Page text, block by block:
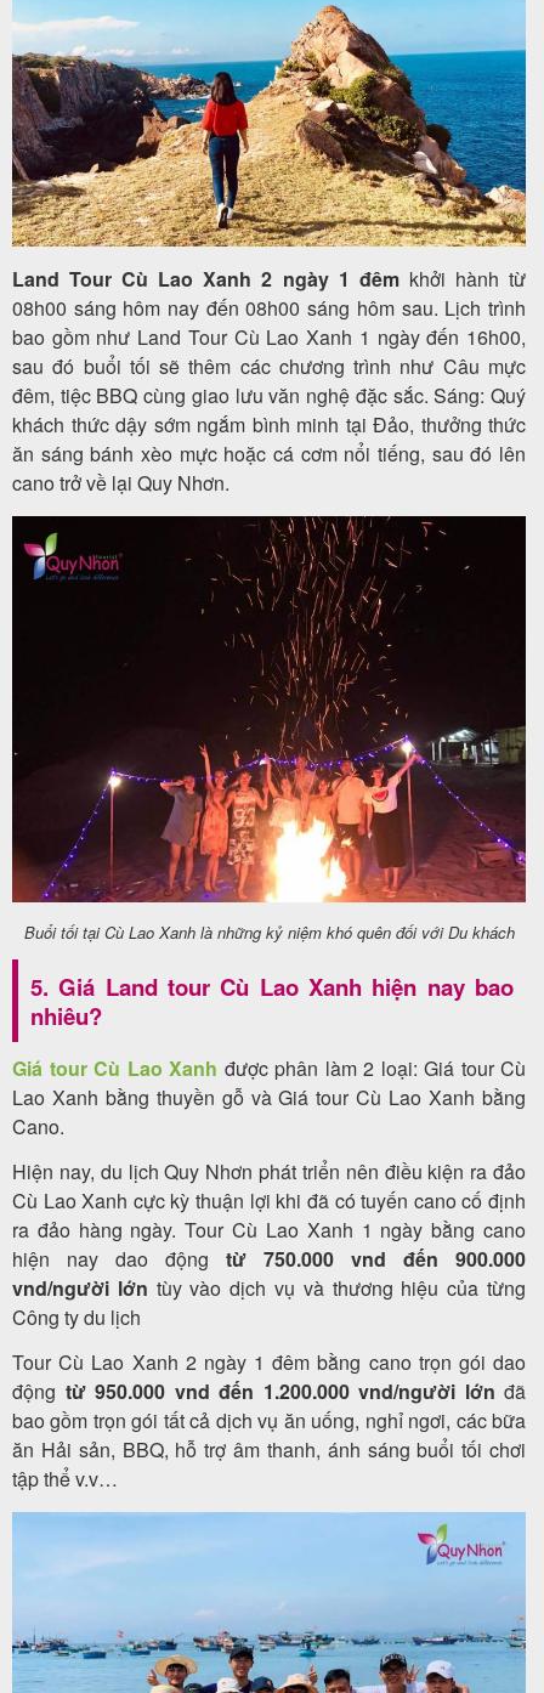
Land Tour Cù Lao Xanh 2 ngày 1 đêmkhởi hành từ
08h00 sáng hôm nay đến 08h00 sáng hôm sau. Lịch trình
bao gồm như Land Tour Cù Lao Xanh 1 ngày đến 16h00,
sau đó buổi tối sẽ thêm các chương trình như Câu mực
đêm, tiệc BBQ cùng giao lưu văn nghệ đặc sắc. Sáng: Quý
khách thức dậy sớm ngắm bình minh tại Đảo, thưởng thức
ăn sáng bánh xèo mực hoặc cá cơm nổi tiếng, sau đó lên
cano trở về lại Quy Nhơn.
Buổi tối tại Cù Lao Xanh là những kỷ niệm khó quên đối với Du khách
5. Giá Land tour Cù Lao Xanh hiện nay bao
nhiêu?
Giá tour Cù Lao Xanh được phân làm 2 loại: Giá tour Cù
Lao Xanh bằng thuyền gỗ và Giá tour Cù Lao Xanh bằng
Cano.
Hiện nay, du lịch Quy Nhơn phát triển nên điều kiện ra đảo
Cù Lao Xanh cực kỳ thuận lợi khi đã có tuyến cano cố định
ra đảo hàng ngày. Tour Cù Lao Xanh 1 ngày bằng cano
hiện nay dao động từ 750.000 vnd đến 900.000
vnd/người lớn tùy vào dịch vụ và thương hiệu của từng
Công ty du lịch
Tour Cù Lao Xanh 2 ngày 1 đêm bằng cano trọn gói dao
động từ 950.000 vnd đến 1.200.000 vnd/người lớn đã
bao gồm trọn gói tất cả dịch vụ ăn uống, nghỉ ngơi, các bữa
ăn Hải sản, BBQ, hỗ trợ âm thanh, ánh sáng buổi tối chơi
tập thể v.v…